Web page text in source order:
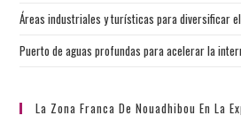
Áreas industriales y turísticas para diversificar
Puerto de aguas profundas para acelerar la
La Zona Franca De Nouadhibou En La